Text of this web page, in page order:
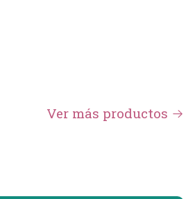
Ver más productos